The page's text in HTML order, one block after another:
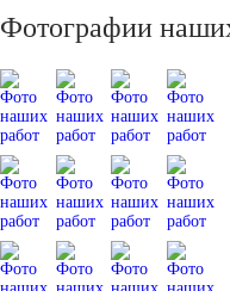
Фотографии